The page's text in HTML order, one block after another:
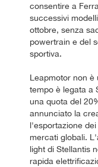
consentire a
successivi
ottobre, senza
powertrain e del
sportiva.
Leapmotor non è
tempo è legata a
una quota del
annunciato la
l'esportazione
mercati globali.
light di Stellantis
rapida